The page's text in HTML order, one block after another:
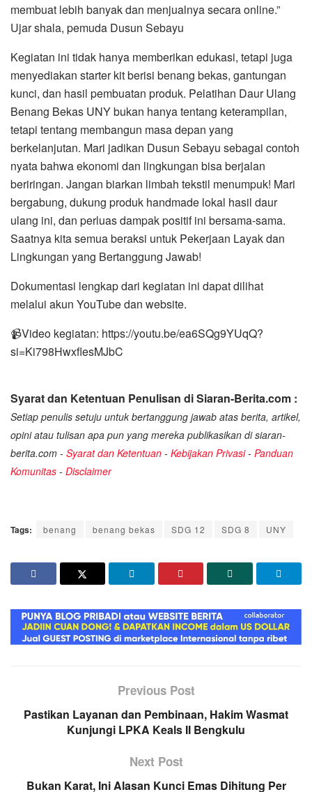
membuat lebih banyak dan menjualnya secara online.”
Ujar shala, pemuda Dusun Sebayu
Kegiatan ini tidak hanya memberikan edukasi, tetapi juga
menyediakan starter kit berisi benang bekas, gantungan
kunci, dan hasil pembuatan produk. Pelatihan Daur Ulang
Benang Bekas UNY bukan hanya tentang keterampilan,
tetapi tentang membangun masa depan yang
berkelanjutan. Mari jadikan Dusun Sebayu sebagai contoh
nyata bahwa ekonomi dan lingkungan bisa berjalan
beriringan. Jangan biarkan limbah tekstil menumpuk! Mari
bergabung, dukung produk handmade lokal hasil daur
ulang ini, dan perluas dampak positif ini bersama-sama.
Saatnya kita semua beraksi untuk Pekerjaan Layak dan
Lingkungan yang Bertanggung Jawab!
Dokumentasi lengkap dari kegiatan ini dapat dilihat
melalui akun YouTube dan website.
📹Video kegiatan: https://youtu.be/ea6SQg9YUqQ?
si=Ki798HwxflesMJbC
Syarat dan Ketentuan Penulisan di Siaran-Berita.com :
Setiap penulis setuju untuk bertanggung jawab atas berita, artikel,
opini atau tulisan apa pun yang mereka publikasikan di siaran-
berita.com - Syarat dan Ketentuan - Kebijakan Privasi- Panduan
Komunitas - Disclaimer
Tags: benang benang bekas SDG 12 SDG 8 UNY
Previous Post
Pastikan Layanan dan Pembinaan, Hakim Wasmat
Kunjungi LPKA Keals II Bengkulu
Next Post
Bukan Karat, Ini Alasan Kunci Emas Dihitung Per